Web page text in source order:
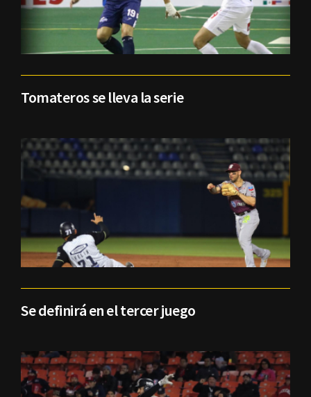
Tomateros se lleva la serie
Se definirá en el tercer juego